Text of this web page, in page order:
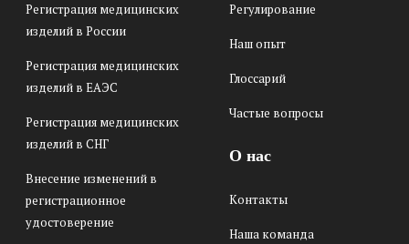
Регистрация медицинских
изделий в России
Регистрация медицинских
изделий в ЕАЭС
Регистрация медицинских
изделий в СНГ
Внесение изменений в
регистрационное
удостоверение
Регулирование
Наш опыт
Глоссарий
Частые вопросы
О нас
Контакты
Наша команда